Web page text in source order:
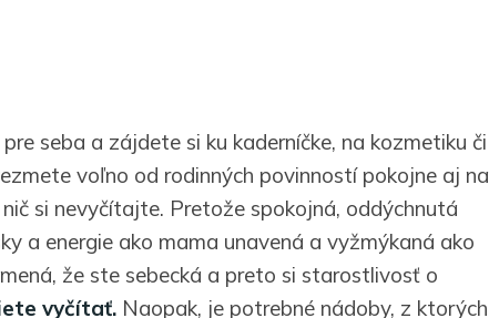
seba a zájdete si ku kaderníčke, na kozmetiku či
voľno od rodinných povinností pokojne aj na
si nevyčítajte. Pretože spokojná, oddýchnutá
a energie ako mama unavená a vyžmýkaná ako
že ste sebecká a preto si starostlivosť o
vyčítať. Naopak, je potrebné nádoby, z ktorých